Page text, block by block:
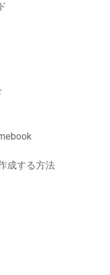
成する方法